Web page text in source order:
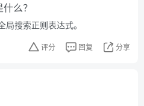
么？
搜索正则表达式。
评分 回复 分享